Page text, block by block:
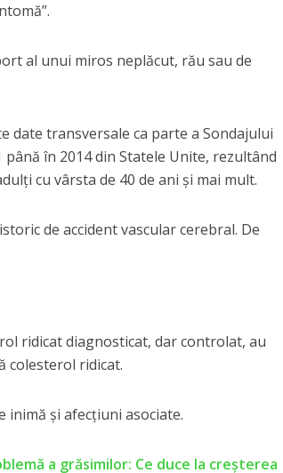
al unui miros neplăcut, rău sau de
date transversale ca parte a Sondajului
în 2014 din Statele Unite, rezultând
cu vârsta de 40 de ani și mai mult.
de accident vascular cerebral. De
ridicat diagnosticat, dar controlat, au
colesterol ridicat.
inimă și afecțiuni asociate.
a grăsimilor: Ce duce la creșterea